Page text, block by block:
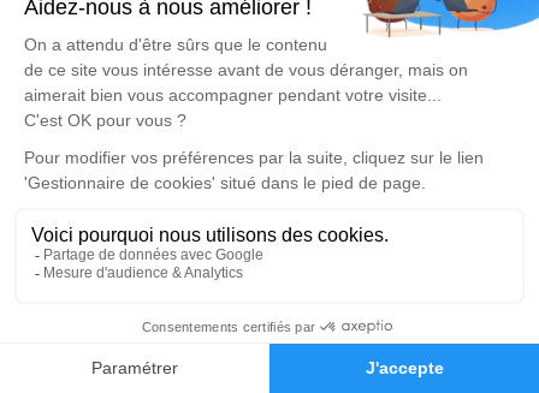
Faire-part Hommages
d'expression dédié à honorer la mémoire de Lucette
VAN LIEFDE.
Un service de plantation d’arbre hommage est
disponible ici.
Je rends hommage
Cérémonie
Eglise Saint-Martin de Rochy-Conde
2, rue de l'Eglise